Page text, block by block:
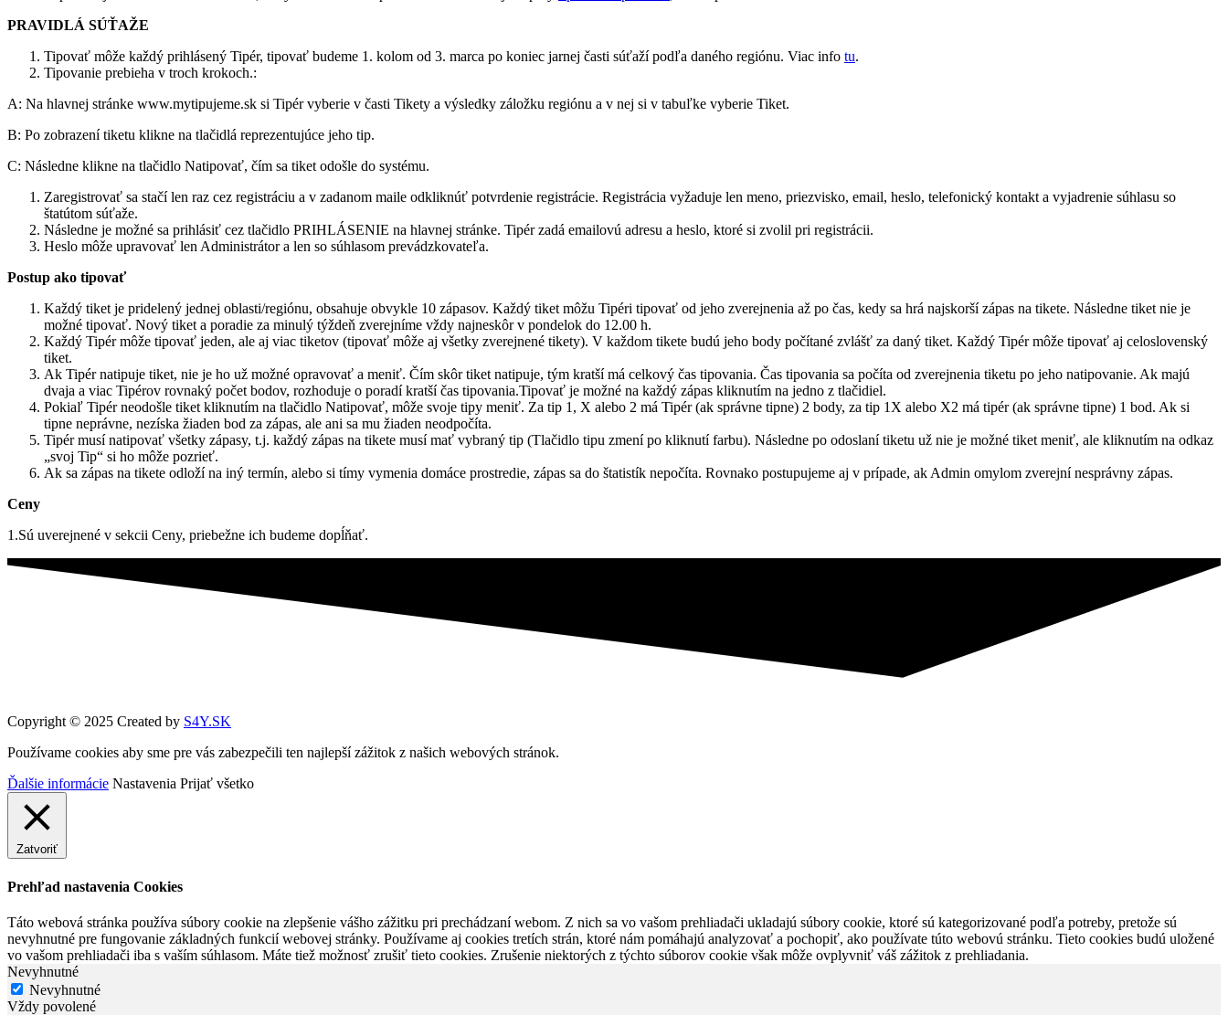
PRAVIDLÁ SÚŤAŽE
Tipovať môže každý prihlásený Tipér, tipovať budeme 1. kolom od 3. marca po koniec jarnej časti súťaží podľa daného regiónu. Viac info tu.
Tipovanie prebieha v troch krokoch.:
A: Na hlavnej stránke www.mytipujeme.sk si Tipér vyberie v časti Tikety a výsledky záložku regiónu a v nej si v tabuľke vyberie Tiket.
B: Po zobrazení tiketu klikne na tlačidlá reprezentujúce jeho tip.
C: Následne klikne na tlačidlo Natipovať, čím sa tiket odošle do systému.
Zaregistrovať sa stačí len raz cez registráciu a v zadanom maile odkliknúť potvrdenie registrácie. Registrácia vyžaduje len meno, priezvisko, email, heslo, telefonický kontakt a vyjadrenie súhlasu so
štatútom súťaže.
Následne je možné sa prihlásiť cez tlačidlo PRIHLÁSENIE na hlavnej stránke. Tipér zadá emailovú adresu a heslo, ktoré si zvolil pri registrácii.
Heslo môže upravovať len Administrátor a len so súhlasom prevádzkovateľa.
Postup ako tipovať
Každý tiket je pridelený jednej oblasti/regiónu, obsahuje obvykle 10 zápasov. Každý tiket môžu Tipéri tipovať od jeho zverejnenia až po čas, kedy sa hrá najskorší zápas na tikete. Následne tiket nie je
možné tipovať. Nový tiket a poradie za minulý týždeň zverejníme vždy najneskôr v pondelok do 12.00 h.
Každý Tipér môže tipovať jeden, ale aj viac tiketov (tipovať môže aj všetky zverejnené tikety). V každom tikete budú jeho body počítané zvlášť za daný tiket. Každý Tipér môže tipovať aj celoslovenský
tiket.
Ak Tipér natipuje tiket, nie je ho už možné opravovať a meniť. Čím skôr tiket natipuje, tým kratší má celkový čas tipovania. Čas tipovania sa počíta od zverejnenia tiketu po jeho natipovanie. Ak majú
dvaja a viac Tipérov rovnaký počet bodov, rozhoduje o poradí kratší čas tipovania.Tipovať je možné na každý zápas kliknutím na jedno z tlačidiel.
Pokiaľ Tipér neodošle tiket kliknutím na tlačidlo Natipovať, môže svoje tipy meniť. Za tip 1, X alebo 2 má Tipér (ak správne tipne) 2 body, za tip 1X alebo X2 má tipér (ak správne tipne) 1 bod. Ak si
tipne neprávne, nezíska žiaden bod za zápas, ale ani sa mu žiaden neodpočíta.
Tipér musí natipovať všetky zápasy, t.j. každý zápas na tikete musí mať vybraný tip (Tlačidlo tipu zmení po kliknutí farbu). Následne po odoslaní tiketu už nie je možné tiket meniť, ale kliknutím na odkaz
„svoj Tip“ si ho môže pozrieť.
Ak sa zápas na tikete odloží na iný termín, alebo si tímy vymenia domáce prostredie, zápas sa do štatistík nepočíta. Rovnako postupujeme aj v prípade, ak Admin omylom zverejní nesprávny zápas.
Ceny
1.Sú uverejnené v sekcii Ceny, priebežne ich budeme dopĺňať.
Copyright © 2025 Created by S4Y.SK
Používame cookies aby sme pre vás zabezpečili ten najlepší zážitok z našich webových stránok.
Ďalšie informácie Nastavenia Prijať všetko
Zatvoriť
Prehľad nastavenia Cookies
Táto webová stránka používa súbory cookie na zlepšenie vášho zážitku pri prechádzaní webom. Z nich sa vo vašom prehliadači ukladajú súbory cookie, ktoré sú kategorizované podľa potreby, pretože sú
nevyhnutné pre fungovanie základných funkcií webovej stránky. Používame aj cookies tretích strán, ktoré nám pomáhajú analyzovať a pochopiť, ako používate túto webovú stránku. Tieto cookies budú uložené
vo vašom prehliadači iba s vaším súhlasom. Máte tiež možnosť zrušiť tieto cookies. Zrušenie niektorých z týchto súborov cookie však môže ovplyvniť váš zážitok z prehliadania.
Nevyhnutné
Nevyhnutné
Vždy povolené